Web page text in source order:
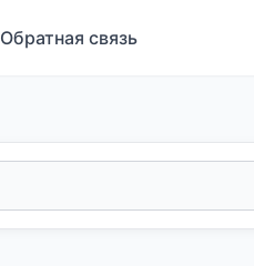
Обратная связь